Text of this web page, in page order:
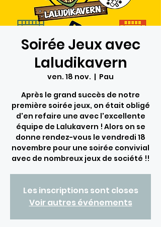
Soirée Jeux avec
Laludikavern
ven. 18 nov.
  |
Pau
Après le grand succès de notre
première soirée jeux, on était obligé
d'en refaire une avec l'excellente
équipe de Lalukavern ! Alors on se
donne rendez-vous le vendredi 18
novembre pour une soirée convivial
avec de nombreux jeux de société !!
Les inscriptions sont closes
Voir autres événements